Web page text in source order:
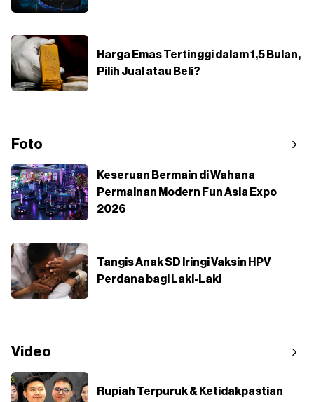
Harga Emas Tertinggi dalam 1,5 Bulan,
Pilih Jual atau Beli?
Foto
Keseruan Bermain di Wahana
Permainan Modern Fun Asia Expo
2026
Tangis Anak SD Iringi Vaksin HPV
Perdana bagi Laki-Laki
Video
Rupiah Terpuruk & Ketidakpastian